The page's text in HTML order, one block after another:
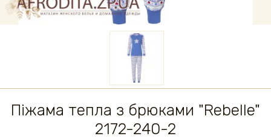
Піжама тепла з брюками "Rebelle"
2172-240-2